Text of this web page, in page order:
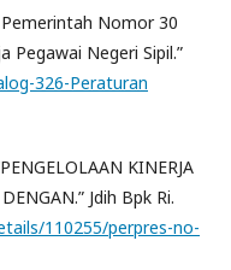
Nomor 30
Pegawai Negeri Sipil.”
326-Peraturan
KINERJA
Jdih Bpk Ri.
110255/perpres-no-